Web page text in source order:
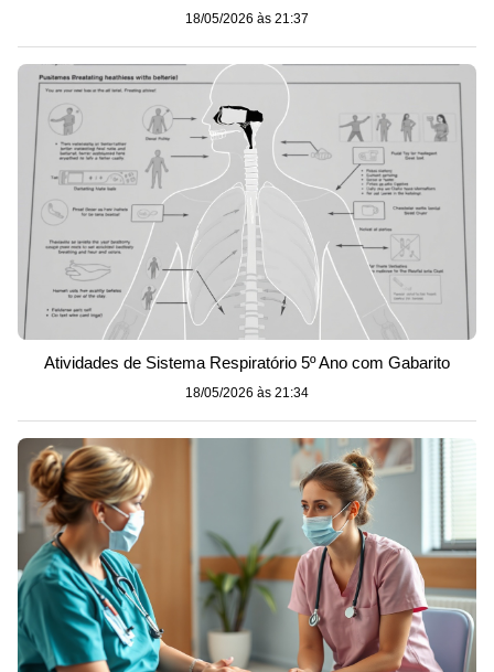
18/05/2026 às 21:37
Atividades de Sistema Respiratório 5º Ano com Gabarito
18/05/2026 às 21:34